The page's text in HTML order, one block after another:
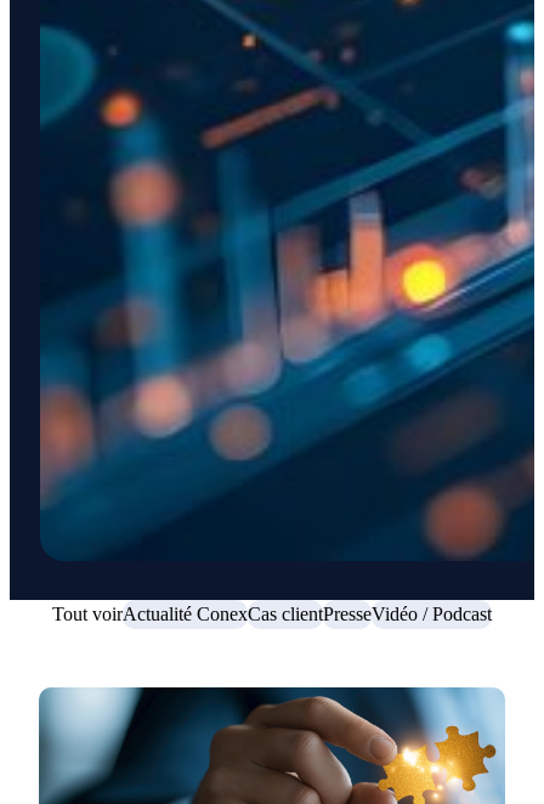
Tout voirActualité ConexCas clientPresseVidéo / Podcast